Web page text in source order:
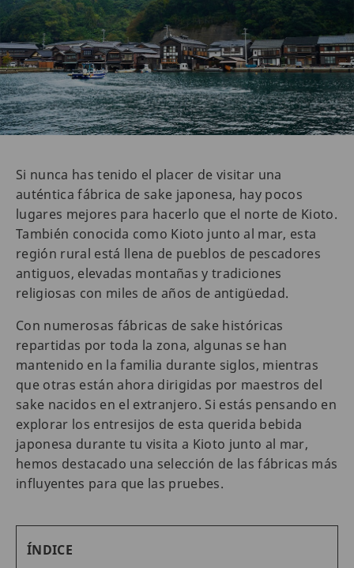
Si nunca has tenido el placer de visitar una
auténtica fábrica de sake japonesa, hay pocos
lugares mejores para hacerlo que el norte de Kioto.
También conocida como Kioto junto al mar, esta
región rural está llena de pueblos de pescadores
antiguos, elevadas montañas y tradiciones
religiosas con miles de años de antigüedad.
Con numerosas fábricas de sake históricas
repartidas por toda la zona, algunas se han
mantenido en la familia durante siglos, mientras
que otras están ahora dirigidas por maestros del
sake nacidos en el extranjero. Si estás pensando en
explorar los entresijos de esta querida bebida
japonesa durante tu visita a Kioto junto al mar,
hemos destacado una selección de las fábricas más
influyentes para que las pruebes.
ÍNDICE